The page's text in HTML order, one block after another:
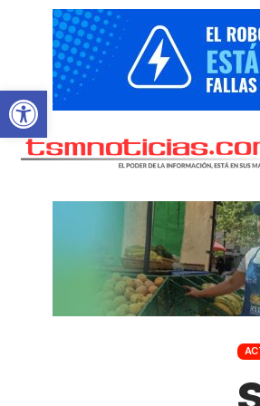
Abrir barra de herramientas